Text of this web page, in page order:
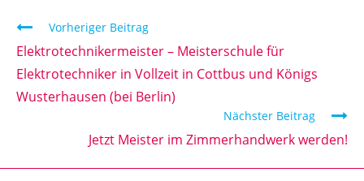
Vorheriger Beitrag
Elektrotechnikermeister – Meisterschule für
Elektrotechniker in Vollzeit in Cottbus und Königs
Wusterhausen (bei Berlin)
Nächster Beitrag
Jetzt Meister im Zimmerhandwerk werden!